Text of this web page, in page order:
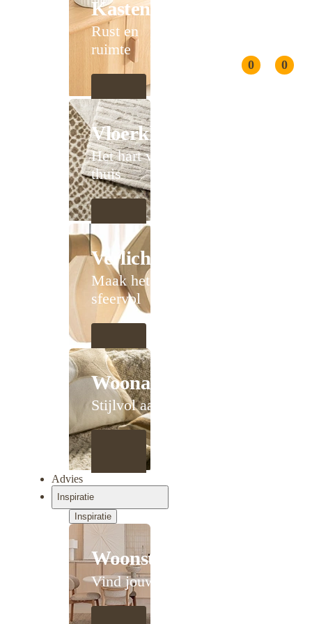
0 0
Kasten
Rust en
ruimte
Vloerkleden
Het hart van
thuis
Verlichting
Maak het
sfeervol
Woonaccessoires
Stijlvol aanschuiven
Advies
Inspiratie
Inspiratie
Woonstijlen
Vind jouw stijl